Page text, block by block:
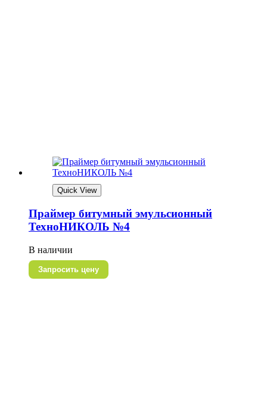
Quick View
Праймер битумный эмульсионный
ТехноНИКОЛЬ №4
В наличии
Запросить цену